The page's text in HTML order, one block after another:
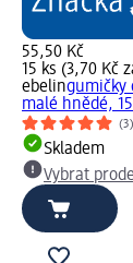
55,50 Kč
15 ks (3,70 Kč
ebelingumičky
malé hnědé,
(3)
Skladem
Vybrat